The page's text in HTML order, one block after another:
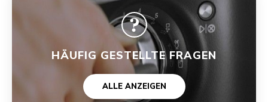
HÄUFIG GESTELLTE FRAGEN
ALLE ANZEIGEN